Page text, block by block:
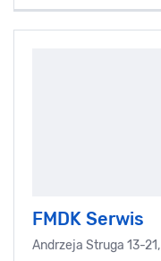
FMDK Serwis
Andrzeja Struga 13-21,